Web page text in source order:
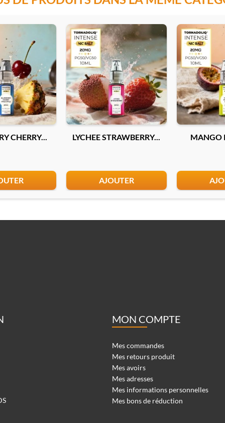
12mg
Ajouter
CHERRY... LYCHEE STRAWBERRY...
AJOUTER
MANGO
MON COMPTE
Mes commandes
Mes retours produit
Mes avoirs
Mes adresses
Mes informations personnelles
Mes bons de réduction